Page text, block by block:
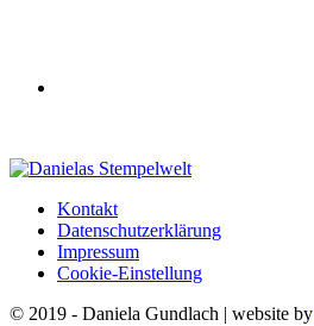
Kontakt
Datenschutzerklärung
Impressum
Cookie-Einstellung
© 2019 - Daniela Gundlach | website by